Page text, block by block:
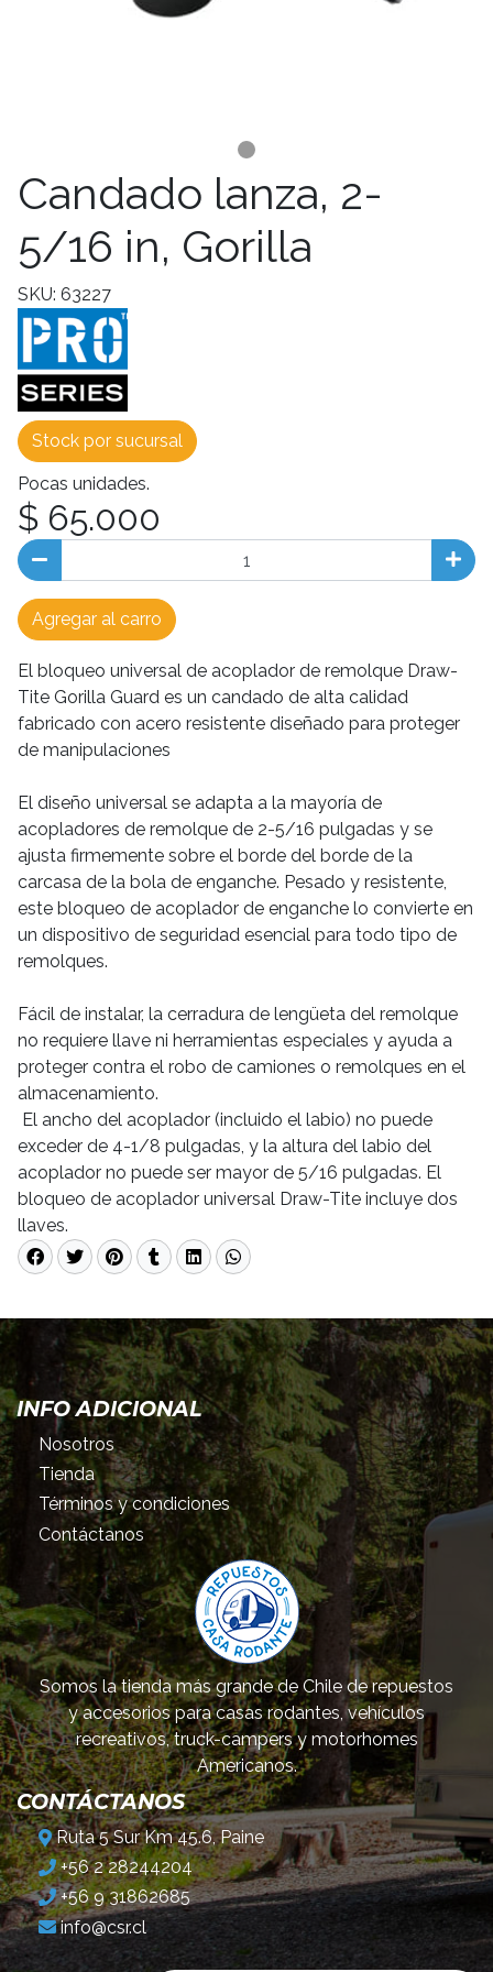
Candado lanza, 2-
5/16 in, Gorilla
SKU: 63227
Stock por sucursal
Pocas unidades.
$ 65.000
Agregar al carro
El bloqueo universal de acoplador de remolque Draw-
Tite Gorilla Guard es un candado de alta calidad
fabricado con acero resistente diseñado para proteger
de manipulaciones
El diseño universal se adapta a la mayoría de
acopladores de remolque de 2-5/16 pulgadas y se
ajusta firmemente sobre el borde del borde de la
carcasa de la bola de enganche. Pesado y resistente,
este bloqueo de acoplador de enganche lo convierte en
un dispositivo de seguridad esencial para todo tipo de
remolques.
Fácil de instalar, la cerradura de lengüeta del remolque
no requiere llave ni herramientas especiales y ayuda a
proteger contra el robo de camiones o remolques en el
almacenamiento.
El ancho del acoplador (incluido el labio) no puede
exceder de 4-1/8 pulgadas, y la altura del labio del
acoplador no puede ser mayor de 5/16 pulgadas. El
bloqueo de acoplador universal Draw-Tite incluye dos
llaves.
INFO ADICIONAL
Nosotros
Tienda
Términos y condiciones
Contáctanos
Somos la tienda más grande de Chile de repuestos
y accesorios para casas rodantes, vehículos
recreativos, truck-campers y motorhomes
Americanos.
CONTÁCTANOS
Ruta 5 Sur Km 45.6, Paine
+56 2 28244204
+56 9 31862685
info@csr.cl